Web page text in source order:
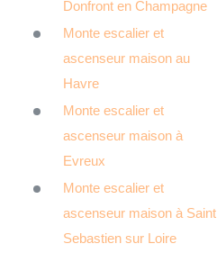
Donfront en Champagne
Monte escalier et
ascenseur maison au
Havre
Monte escalier et
ascenseur maison à
Evreux
Monte escalier et
ascenseur maison à Saint
Sebastien sur Loire